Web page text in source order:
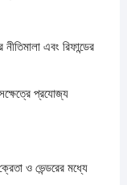
এবং রিফান্ডের
প্রযোজ্য
ও ভেন্ডরের মধ্যে